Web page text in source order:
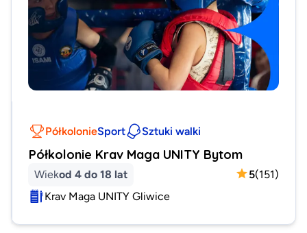
PółkolonieSport Sztuki walki
Półkolonie Krav Maga UNITY Bytom
Wiekod 4 do 18 lat 5(151)
Krav Maga UNITY Gliwice